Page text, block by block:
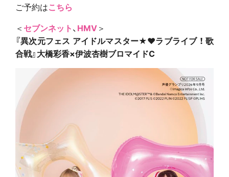
ご予約はこちら
＜ セブンネット、 HMV＞
『異次元フェス アイドルマスター★♥ラブライブ ！ 歌
合戦』大橋彩香×伊波杏樹ブロマイドC